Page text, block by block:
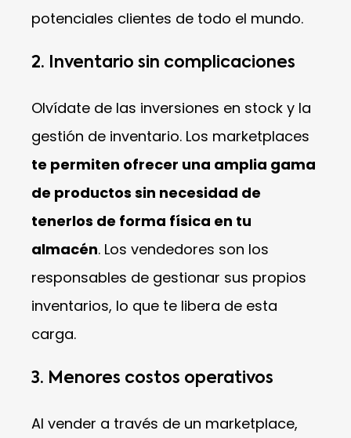
potenciales clientes de todo el mundo.
2. Inventario sin complicaciones
Olvídate de las inversiones en stock y la
gestión de inventario. Los marketplaces
te permiten ofrecer una amplia gama
de productos sin necesidad de
tenerlos de forma física en tu
almacén. Los vendedores son los
responsables de gestionar sus propios
inventarios, lo que te libera de esta
carga.
3. Menores costos operativos
Al vender a través de un marketplace,